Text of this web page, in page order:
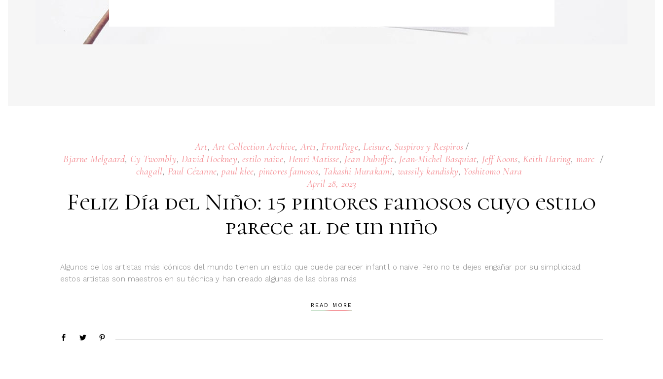
Art,Art Collection Archive, Art1, FrontPage, Leisure, Suspiros y Respiros
Bjarne Melgaard, Cy Twombly, David Hockney,estilo naive, Henri Matisse, Jean Dubuffet, Jean-Michel Basquiat, Jeff Koons, Keith Haring, marc
chagall, Paul Cézanne,paul klee, pintores famosos, Takashi Murakami, wassily kandisky, Yoshitomo Nara
April 28, 2023
Feliz Día del Niño: 15 pintores famosos cuyo estilo
parece al de un niño
Algunos de los artistas más icónicos del mundo tienen un estilo que puede parecer infantil o naïve. Pero no te dejes engañar por su simplicidad:
estos artistas son maestros en su técnica y han creado algunas de las obras más
READ MORE